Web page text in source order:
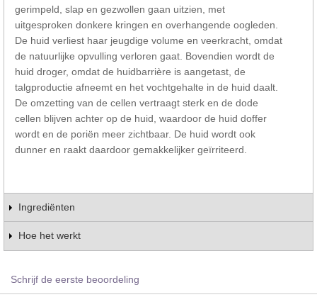
gerimpeld, slap en gezwollen gaan uitzien, met
uitgesproken donkere kringen en overhangende oogleden.
De huid verliest haar jeugdige volume en veerkracht, omdat
de natuurlijke opvulling verloren gaat. Bovendien wordt de
huid droger, omdat de huidbarrière is aangetast, de
talgproductie afneemt en het vochtgehalte in de huid daalt.
De omzetting van de cellen vertraagt sterk en de dode
cellen blijven achter op de huid, waardoor de huid doffer
wordt en de poriën meer zichtbaar. De huid wordt ook
dunner en raakt daardoor gemakkelijker geïrriteerd.
Ingrediënten
Hoe het werkt
Schrijf de eerste beoordeling